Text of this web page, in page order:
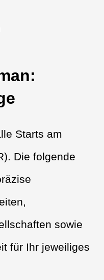
Starts am
Die folgende
sowie
für Ihr jeweiliges